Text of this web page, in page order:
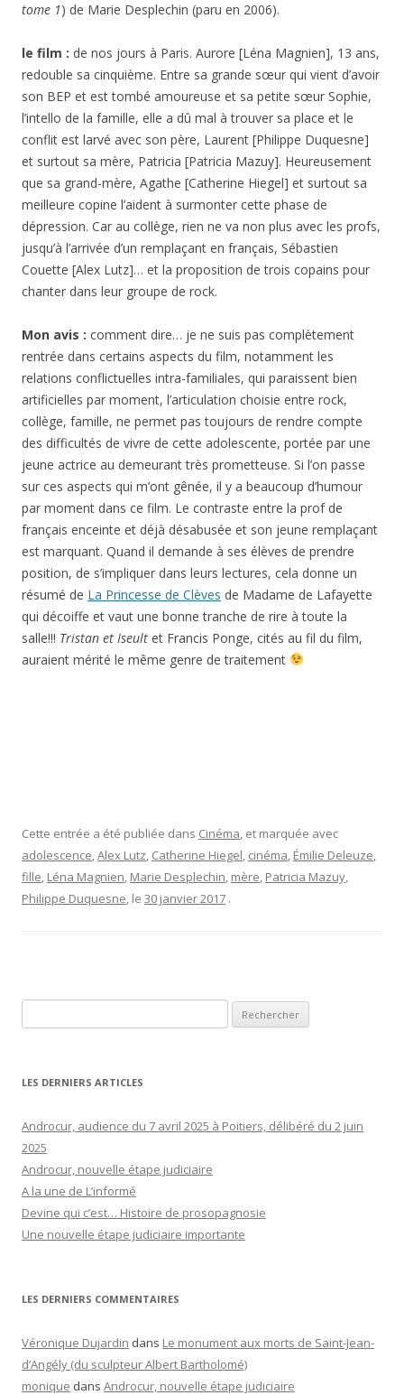
tome 1) de Marie Desplechin (paru en 2006).
le film : de nos jours à Paris. Aurore [Léna Magnien], 13 ans,
redouble sa cinquième. Entre sa grande sœur qui vient d’avoir
son BEP et est tombé amoureuse et sa petite sœur Sophie,
l’intello de la famille, elle a dû mal à trouver sa place et le
conflit est larvé avec son père, Laurent [Philippe Duquesne]
et surtout sa mère, Patricia [Patricia Mazuy]. Heureusement
que sa grand-mère, Agathe [Catherine Hiegel] et surtout sa
meilleure copine l’aident à surmonter cette phase de
dépression. Car au collège, rien ne va non plus avec les profs,
jusqu’à l’arrivée d’un remplaçant en français, Sébastien
Couette [Alex Lutz]… et la proposition de trois copains pour
chanter dans leur groupe de rock.
Mon avis : comment dire… je ne suis pas complètement
rentrée dans certains aspects du film, notamment les
relations conflictuelles intra-familiales, qui paraissent bien
artificielles par moment, l’articulation choisie entre rock,
collège, famille, ne permet pas toujours de rendre compte
des difficultés de vivre de cette adolescente, portée par une
jeune actrice au demeurant très prometteuse. Si l’on passe
sur ces aspects qui m’ont gênée, il y a beaucoup d’humour
par moment dans ce film. Le contraste entre la prof de
français enceinte et déjà désabusée et son jeune remplaçant
est marquant. Quand il demande à ses élèves de prendre
position, de s’impliquer dans leurs lectures, cela donne un
résumé de La Princesse de Clèves de Madame de Lafayette
qui décoiffe et vaut une bonne tranche de rire à toute la
salle!!! Tristan et Iseult et Francis Ponge, cités au fil du film,
auraient mérité le même genre de traitement
Cette entrée a été publiée dans Cinéma, et marquée avec
adolescence,Alex Lutz, Catherine Hiegel, cinéma, Émilie Deleuze,
fille, Léna Magnien, Marie Desplechin, mère, Patricia Mazuy,
Philippe Duquesne, le 30 janvier 2017 .
LES DERNIERS ARTICLES
Androcur, audience du 7 avril 2025 à Poitiers, délibéré du 2 juin
2025
Androcur, nouvelle étape judiciaire
A la une de L’informé
Devine qui c’est… Histoire de prosopagnosie
Une nouvelle étape judiciaire importante
LES DERNIERS COMMENTAIRES
Véronique Dujardin dans Le monument aux morts de Saint-Jean-
d’Angély (du sculpteur Albert Bartholomé)
monique dans Androcur, nouvelle étape judiciaire